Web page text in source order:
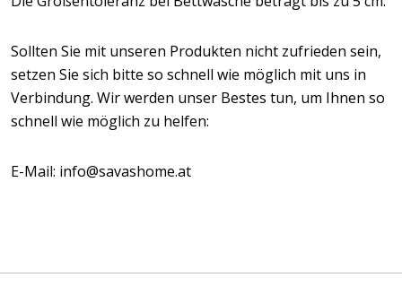
Sollten Sie mit unseren Produkten nicht zufrieden sein,
setzen Sie sich bitte so schnell wie möglich mit uns in
Verbindung. Wir werden unser Bestes tun, um Ihnen so
schnell wie möglich zu helfen:
E-Mail: info@savashome.at